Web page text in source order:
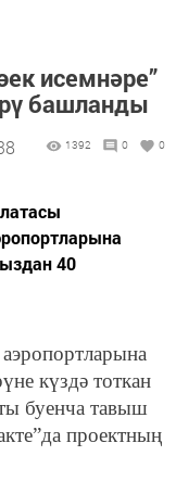
исемнәре”
башланды
1392 0 0
40
күздә тоткан
буенча тавыш
проектның